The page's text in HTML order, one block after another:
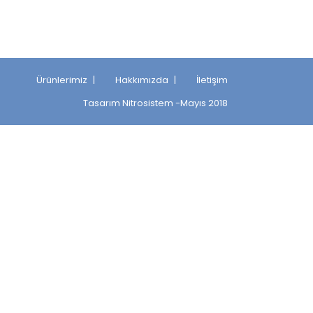
Ürünlerimiz Hakkımızda
İletişim
Tasarım Nitrosistem -Mayıs 2018